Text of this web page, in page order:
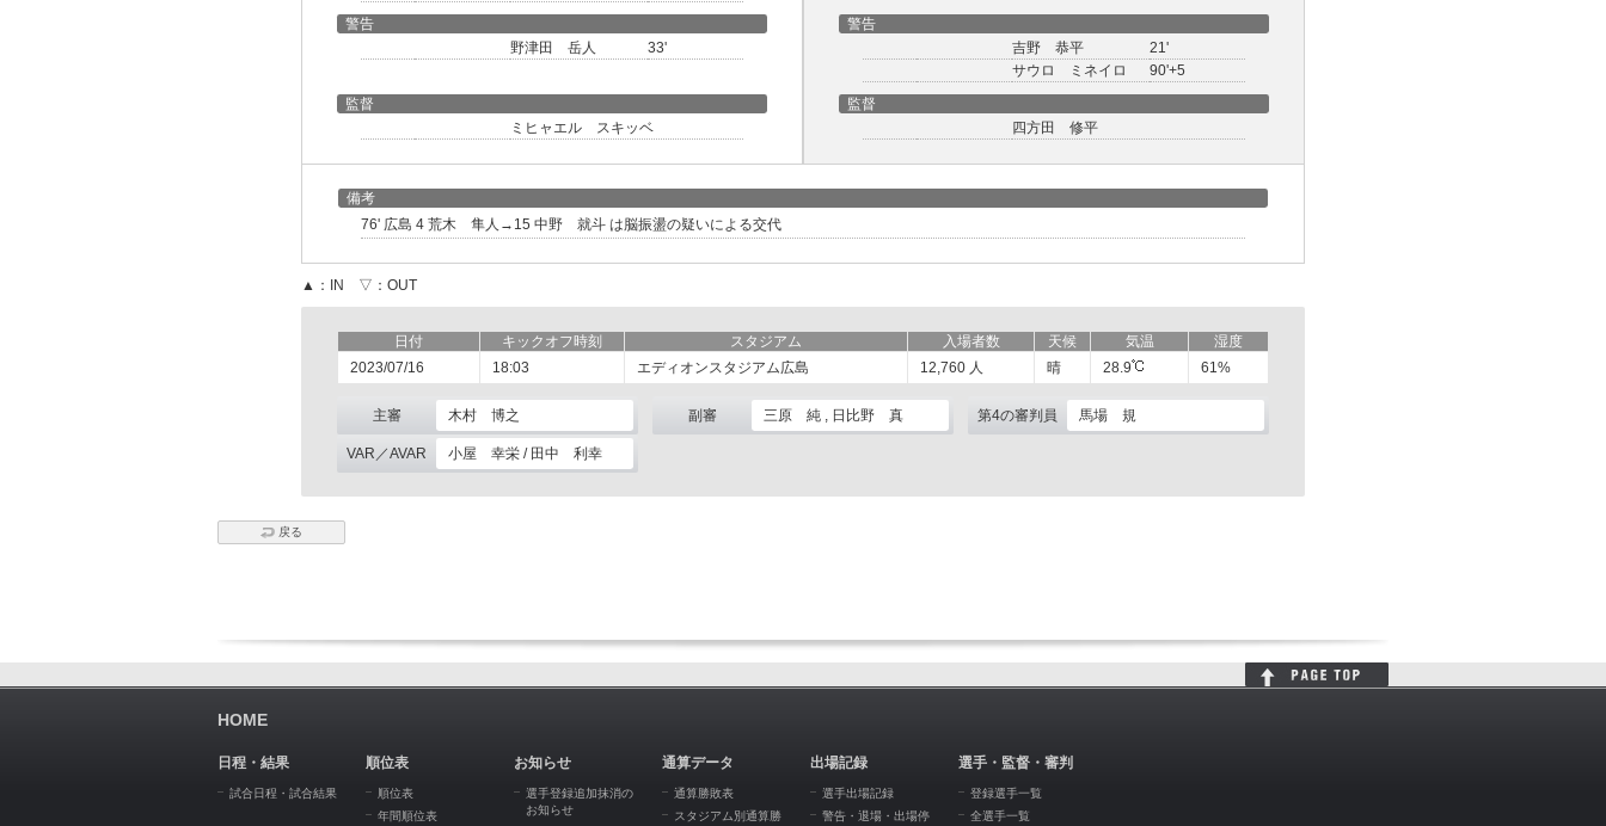
警告
野津田 岳人
33'
警告
吉野 恭平
21'
サウロ ミネイロ
90'+5
監督
ミヒャエル スキッベ
監督
四方田 修平
備考
76' 広島 4 荒木 隼人→15 中野 就斗 は脳振盪の疑いによる交代
▲：IN ▽：OUT
日付 キックオフ時刻 スタジアム 入場者数 天候 気温
湿度
2023/07/16
18:03 エディオンスタジアム広島 12,760 人 晴 28.9 61%
主審 木村 博之 副審 三原 純 , 日比野 真 第4の審判員 馬場 規
VAR／AVAR 小屋 幸栄 / 田中 利幸
戻る
HOME
日程・結果
試合日程・試合結果
順位表
順位表
年間順位表
お知らせ
選手登録追加抹消の
お知らせ
通算データ
通算勝敗表
スタジアム別通算勝
出場記録
選手出場記録
警告・退場・出場停
選手・監督・審判
登録選手一覧
全選手一覧